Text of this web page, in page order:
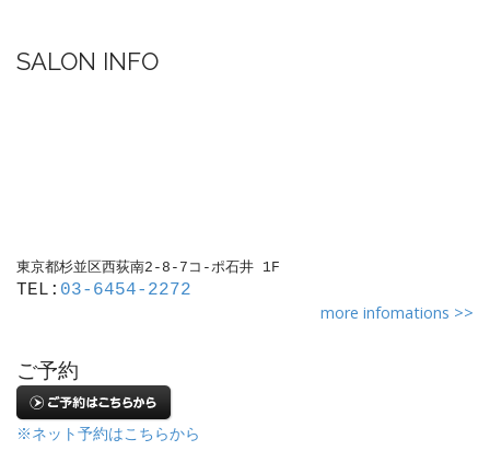
SALON INFO
東京都杉並区西荻南2-8-7コ-ポ石井 1F
TEL: 03-6454-2272
more infomations >>
ご予約
※ネット予約はこちらから